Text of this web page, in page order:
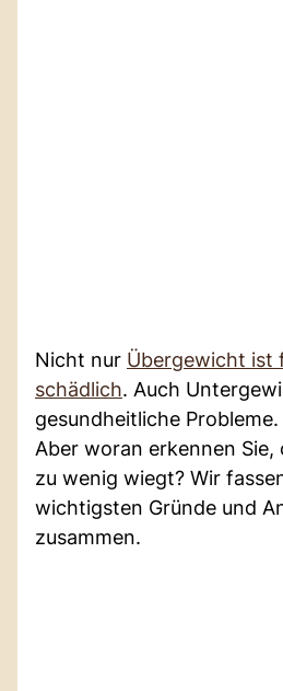
Nicht nur Übergewicht ist
schädlich. Auch
gesundheitliche Probleme.
Aber woran erkennen Sie,
zu wenig wiegt? Wir
wichtigsten Gründe und
zusammen.